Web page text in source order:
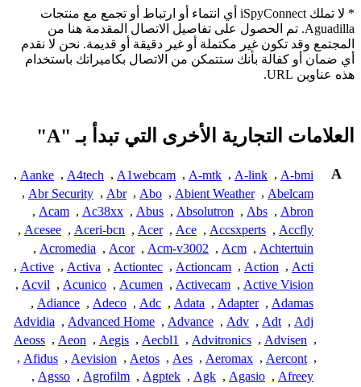
* لا تملك iSpyConnect أي انتماء أو ارتباط أو تجمع مع منتجات
Aguadilla. تم الحصول على تفاصيل الاتصال المقدمة هنا من
المجتمع وقد تكون غير مكتملة أو غير دقيقة أو قديمة. نحن لا نقدم
أي ضمان أو كفالة بأنك ستتمكن من الاتصال بكاميراتك باستخدام
هذه عناوين URL.
العلامات التجارية الأخرى التي تبدأ بـ "A"
A
A-bmi
,
A-link
,
A-mtk
,
A1webcam
,
A4tech
,
Aanke
,
Abelcam
,
Abient Weather
,
Abo
,
Abr
,
Abr Security
,
Abron
,
Abs
,
Absolutron
,
Abus
,
Ac38xx
,
Acam
,
Accfly
,
Accsxperts
,
Ace
,
Acer
,
Aceri-bcn
,
Acesee
,
Achtertuin
,
Acm
,
Acm-v3002
,
Acor
,
Acromedia
,
Acti
,
Action
,
Actioncam
,
Actiontec
,
Activa
,
Active
,
Active Vision
,
Activecam
,
Acumen
,
Acunico
,
Acvil
,
Adamas
,
Adapter
,
Adata
,
Adc
,
Adeco
,
Adiance
,
Adj
,
Adt
,
Adv
,
Advance
,
Advanced Home
,
Advidia
,
Advisen
,
Advitronics
,
Aecbl1
,
Aegis
,
Aeon
,
Aeoss
,
Aercont
,
Aeromax
,
Aes
,
Aetos
,
Aevision
,
Afidus
,
Afreey
,
Agasio
,
Agk
,
Agptek
,
Agrofilm
,
Agsso
,